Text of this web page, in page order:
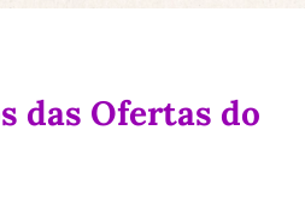
das Ofertas do